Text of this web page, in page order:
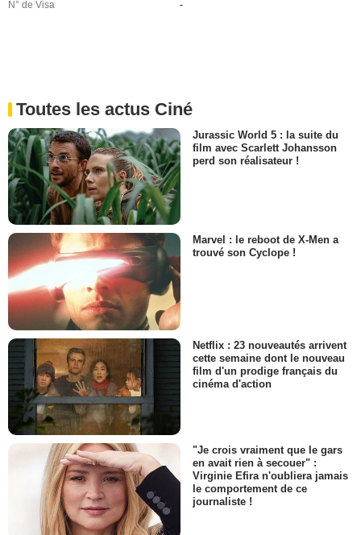
N° de Visa
-
Toutes les actus Ciné
Jurassic World 5 : la suite du
film avec Scarlett Johansson
perd son réalisateur !
Marvel : le reboot de X-Men a
trouvé son Cyclope !
Netflix : 23 nouveautés arrivent
cette semaine dont le nouveau
film d'un prodige français du
cinéma d'action
"Je crois vraiment que le gars
en avait rien à secouer" :
Virginie Efira n'oubliera jamais
le comportement de ce
journaliste !